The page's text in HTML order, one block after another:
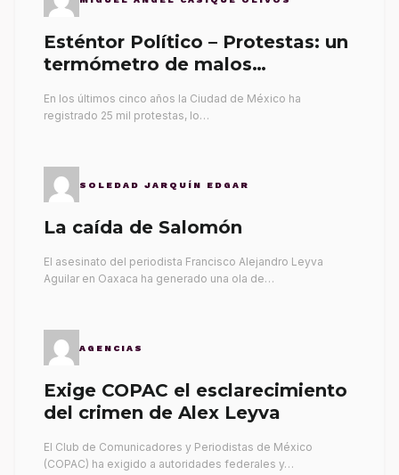
Esténtor Político – Protestas: un
termómetro de malos
En los últimos cinco años la Ciudad de México ha
registrado 25 mil protestas, lo…
SOLEDAD JARQUÍN EDGAR
La caída de Salomón
El asesinato del periodista Francisco Alejandro Leyva
Aguilar en Oaxaca ha generado una ola de…
AGENCIAS
Exige COPAC el esclarecimiento
del crimen de Alex Leyva
El Club de Comunicadores y Periodistas de México
(COPAC) ha exigido a autoridades federales y…